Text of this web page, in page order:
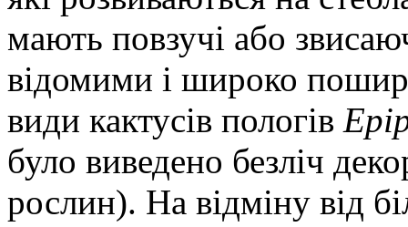
мають повзучі або
відомими і широко
види кактусів пологів
було виведено безліч
рослин). На відміну від